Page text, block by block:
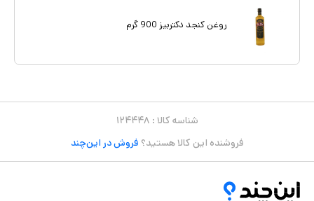
روغن کنجد دکتربیز 900 گرم
شناسه کالا : ۱۲۴۴۴۸
فروشنده این کالا هستید؟ فروش در این‌چند